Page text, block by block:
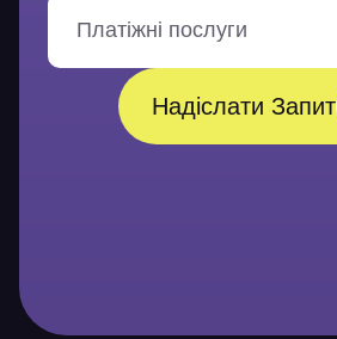
л
Платіжні послуги
Надіслати Запит